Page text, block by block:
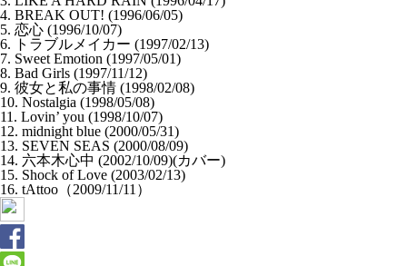
4. BREAK OUT! (1996/06/05)
5. 恋心 (1996/10/07)
6. トラブルメイカー (1997/02/13)
7. Sweet Emotion (1997/05/01)
8. Bad Girls (1997/11/12)
9. 彼女と私の事情 (1998/02/08)
10. Nostalgia (1998/05/08)
11. Lovin’ you (1998/10/07)
12. midnight blue (2000/05/31)
13. SEVEN SEAS (2000/08/09)
14. 六本木心中 (2002/10/09)(カバー)
15. Shock of Love (2003/02/13)
16. tAttoo（2009/11/11）